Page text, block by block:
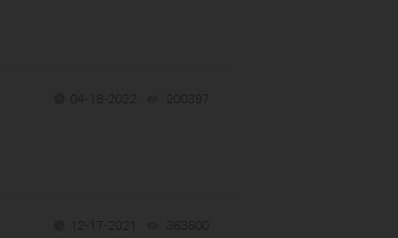
04-18-2022 200397
12-17-2021 363600